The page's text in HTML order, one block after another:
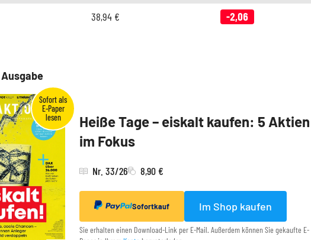
38,94€ -2,06
Heiße Tage – eiskalt kaufen: 5 Aktien
im Fokus
Nr. 33/26 8,90 €
Sofortkauf Im Shop kaufen
Sie erhalten einen Download-Link per E-Mail. Außerdem können Sie gekaufte E-